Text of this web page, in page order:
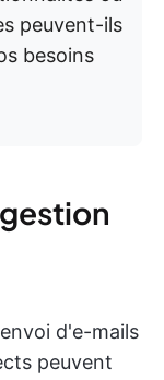
peuvent-ils
besoins
d'e-mails
peuvent